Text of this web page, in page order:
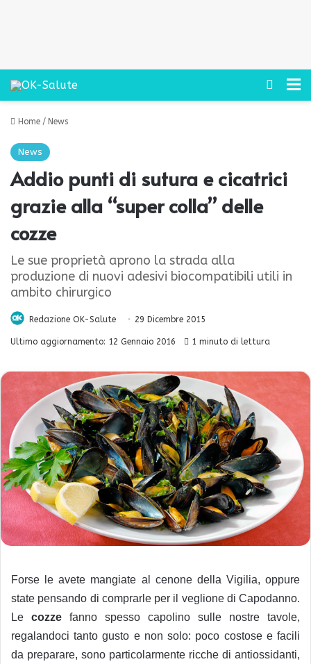
Cerca
Home / News
News
Addio punti di sutura e cicatrici
grazie alla “super colla” delle
cozze
Le sue proprietà aprono la strada alla
produzione di nuovi adesivi biocompatibili utili in
ambito chirurgico
Redazione OK-Salute 29 Dicembre 2015
Ultimo aggiornamento: 12 Gennaio 2016 1 minuto di lettura
Forse le avete mangiate al cenone della Vigilia, oppure
state pensando di comprarle per il veglione di Capodanno.
Le cozze fanno spesso capolino sulle nostre tavole,
regalandoci tanto gusto e non solo: poco costose e facili
da preparare, sono particolarmente ricche di antiossidanti,